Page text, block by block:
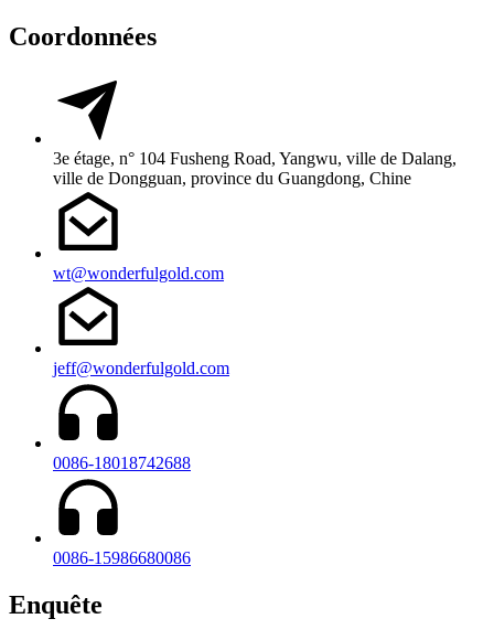
Coordonnées
3e étage, n° 104 Fusheng Road, Yangwu, ville de Dalang,
ville de Dongguan, province du Guangdong, Chine
wt@wonderfulgold.com
jeff@wonderfulgold.com
0086-18018742688
0086-15986680086
Enquête